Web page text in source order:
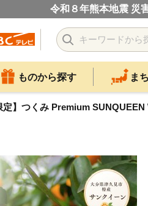
令和８年熊本地震 災
ものから探す ま
定】つくみ Premium